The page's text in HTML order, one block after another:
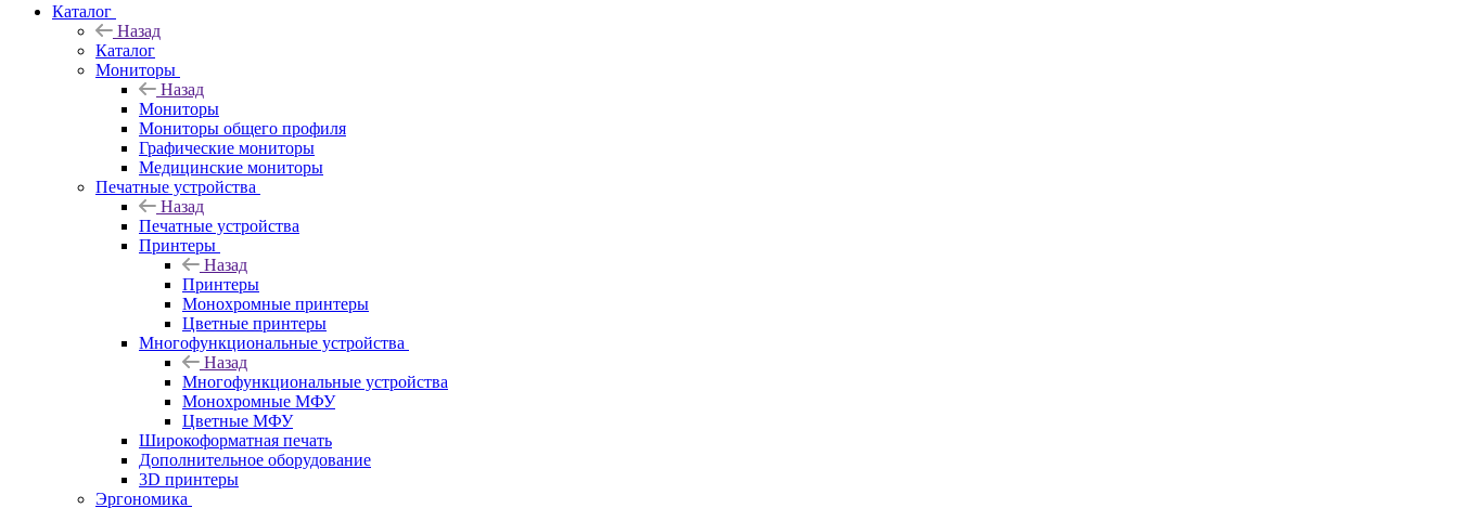
Каталог
Назад
Каталог
Мониторы
Назад
Мониторы
Мониторы общего профиля
Графические мониторы
Медицинские мониторы
Печатные устройства
Назад
Печатные устройства
Принтеры
Назад
Принтеры
Моноxромныe принтеры
Цвeтныe принтеры
Многофункциональные устройства
Назад
Многофункциональные устройства
Монохромные МФУ
Цветные МФУ
Широкоформатная печать
Дополнительное оборудование
3D принтеры
Эргономика